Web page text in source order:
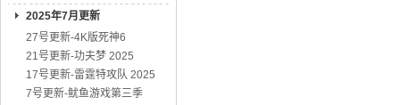
2025年7月更新
27号更新-4K版死神6
21号更新-功夫梦 2025
17号更新-雷霆特攻队 2025
7号更新-鱿鱼游戏第三季